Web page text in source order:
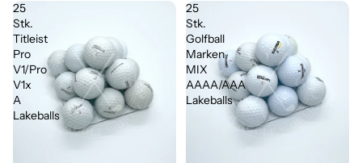
25
Stk.
Titleist
Pro
V1/Pro
V1x
A
Lakeballs
25
Stk.
Golfball
Marken
MIX
AAAA/AAA
Lakeballs